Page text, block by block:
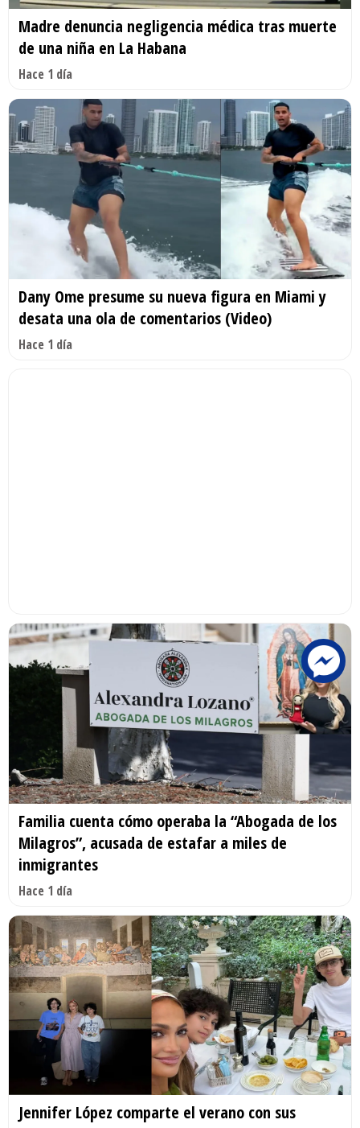
Madre denuncia negligencia médica tras muerte
de una niña en La Habana
Hace 1 día
Dany Ome presume su nueva figura en Miami y
desata una ola de comentarios (Video)
Hace 1 día
Familia cuenta cómo operaba la “Abogada de los
Milagros”, acusada de estafar a miles de
inmigrantes
Hace 1 día
Jennifer López comparte el verano con sus